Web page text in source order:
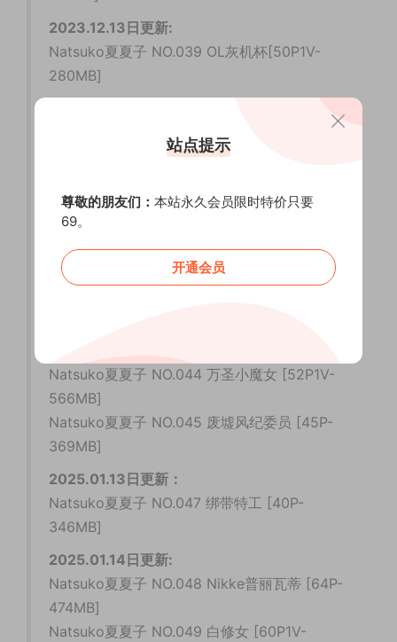
2023.12.13日更新:
Natsuko夏夏子 NO.039 OL灰机杯[50P1V-
280MB]
Natsuko夏夏子&星澜是澜澜叫澜妹呀 NO.040
瑶池洗凝脂 [111P-2V1.40GB]
Natsuko夏夏子 NO.041 碧蓝航线 比叡 泳装
2025.01.07日更新:
Natsuko夏夏子 NO.044 万圣小魔女 [52P1V-
566MB]
Natsuko夏夏子 NO.045 废墟风纪委员 [45P-
369MB]
2025.01.13日更新：
Natsuko夏夏子 NO.047 绑带特工 [40P-
346MB]
2025.01.14日更新:
Natsuko夏夏子 NO.048 Nikke普丽瓦蒂 [64P-
474MB]
Natsuko夏夏子 NO.049 白修女 [60P1V-
站点提示
尊敬的朋友们： 本站永久会员限时特价只要
69。
开通会员